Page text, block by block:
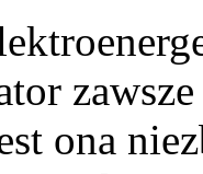
ona